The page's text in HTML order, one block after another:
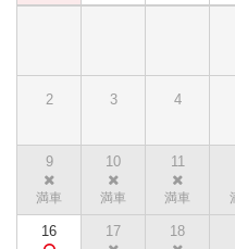
2 3 4
9 10 11
16 17 18